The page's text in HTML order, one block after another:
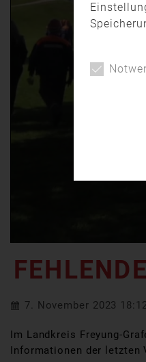
7. November 2023
Im Landkreis Freyung-
Informationen der letzten